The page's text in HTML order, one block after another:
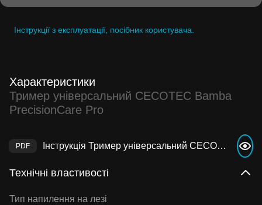
Інструкції з експлуатації, посібник користувача.
Характеристики
Тример універсальний CECOTEC Bamba
PrecisionCare Pro
Інструкція Тример універсальний CECOTEC Bamba PrecisionCare Pro
Технічні властивості
Тип напилення на лезі